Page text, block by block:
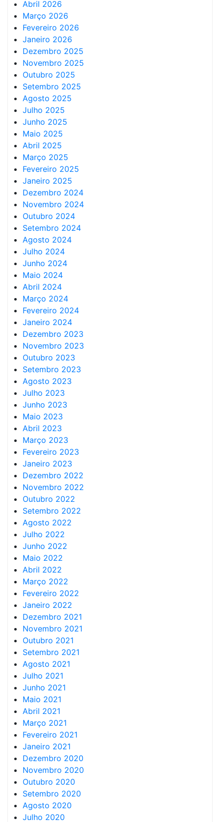
Abril 2026
Março 2026
Fevereiro 2026
Janeiro 2026
Dezembro 2025
Novembro 2025
Outubro 2025
Setembro 2025
Agosto 2025
Julho 2025
Junho 2025
Maio 2025
Abril 2025
Março 2025
Fevereiro 2025
Janeiro 2025
Dezembro 2024
Novembro 2024
Outubro 2024
Setembro 2024
Agosto 2024
Julho 2024
Junho 2024
Maio 2024
Abril 2024
Março 2024
Fevereiro 2024
Janeiro 2024
Dezembro 2023
Novembro 2023
Outubro 2023
Setembro 2023
Agosto 2023
Julho 2023
Junho 2023
Maio 2023
Abril 2023
Março 2023
Fevereiro 2023
Janeiro 2023
Dezembro 2022
Novembro 2022
Outubro 2022
Setembro 2022
Agosto 2022
Julho 2022
Junho 2022
Maio 2022
Abril 2022
Março 2022
Fevereiro 2022
Janeiro 2022
Dezembro 2021
Novembro 2021
Outubro 2021
Setembro 2021
Agosto 2021
Julho 2021
Junho 2021
Maio 2021
Abril 2021
Março 2021
Fevereiro 2021
Janeiro 2021
Dezembro 2020
Novembro 2020
Outubro 2020
Setembro 2020
Agosto 2020
Julho 2020